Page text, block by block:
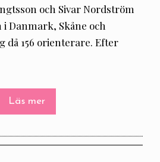
och Sivar Nordström
i Danmark, Skåne och
då 156 orienterare. Efter
Läs mer